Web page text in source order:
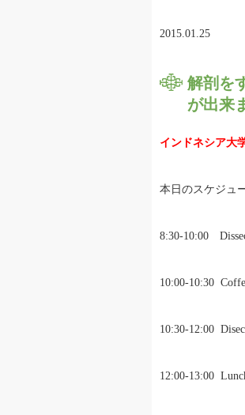
2015.01.25
解剖を
が出来
インドネシア大
本日のスケジュ
8:30-10:00
10:00-10:30
10:30-12:00
12:00-13:00